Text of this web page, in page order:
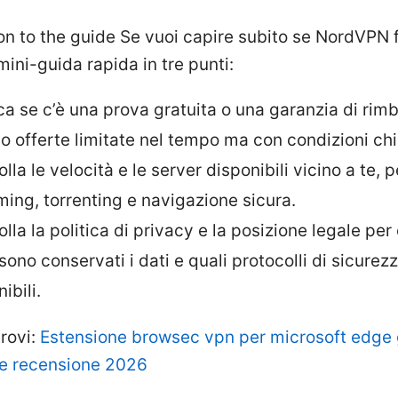
to the guide Se vuoi capire subito se NordVPN
guida rapida in tre punti:
se c’è una prova gratuita o una garanzia di
offerte limitate nel tempo ma con condizioni
le velocità e le server disponibili vicino a te,
torrenting e navigazione sicura.
la politica di privacy e la posizione legale per
conservati i dati e quali protocolli di
Estensione browsec vpn per microsoft edge
recensione 2026